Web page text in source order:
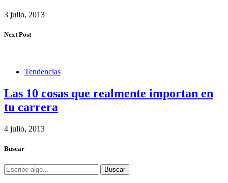
3 julio, 2013
Next Post
Tendencias
Las 10 cosas que realmente importan en
tu carrera
4 julio, 2013
Buscar
Buscar